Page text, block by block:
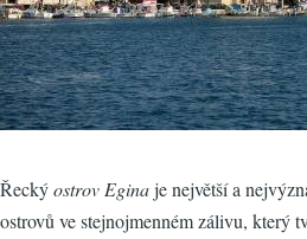
Řeckýostrov Eginaje největší a
ostrovů ve stejnojmenném zálivu, který